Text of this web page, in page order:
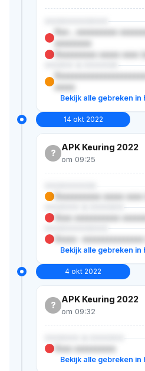
Xxx-, xxxxxxxxxx
Xxxxxxxxxx xxxxx xxxx
XXXXX & XXXXXX
Bekijk alle gebreken
14 okt 2022
?
APK Keuring 2022
om 09:25
XXXXXXXXX
Xxxxxxxxxxx xxxxx xxxx
Xxxx xxxxxxxxxxx
Xxxxx-
Bekijk alle gebreken
4 okt 2022
?
APK Keuring 2022
om 09:32
XXXXXX & XXXXXX
Xxxx xxxxxxxxxx
Bekijk alle gebreken